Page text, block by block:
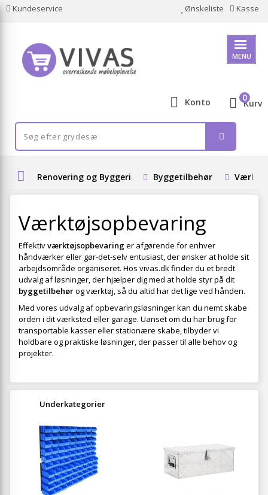
Kundeservice Ønskeliste Kasse
MENU
Konto Kurv
0
Renovering og Byggeri Byggetilbehør
Værktøjsopbevaring
Effektivværktøjsopbevaringer afgørende for enhver
håndværker eller gør-det-selv entusiast, der ønsker at holde sit
arbejdsområde organiseret. Hos vivas.dk finder du et bredt
udvalg af løsninger, der hjælper dig med at holde styr på dit
byggetilbehørog værktøj, så du altid har det lige ved hånden.
Med vores udvalg af opbevaringsløsninger kan du nemt skabe
orden i dit værksted eller garage. Uanset om du har brug for
transportable kasser eller stationære skabe, tilbyder vi
holdbare og praktiske løsninger, der passer til alle behov og
projekter.
Underkategorier